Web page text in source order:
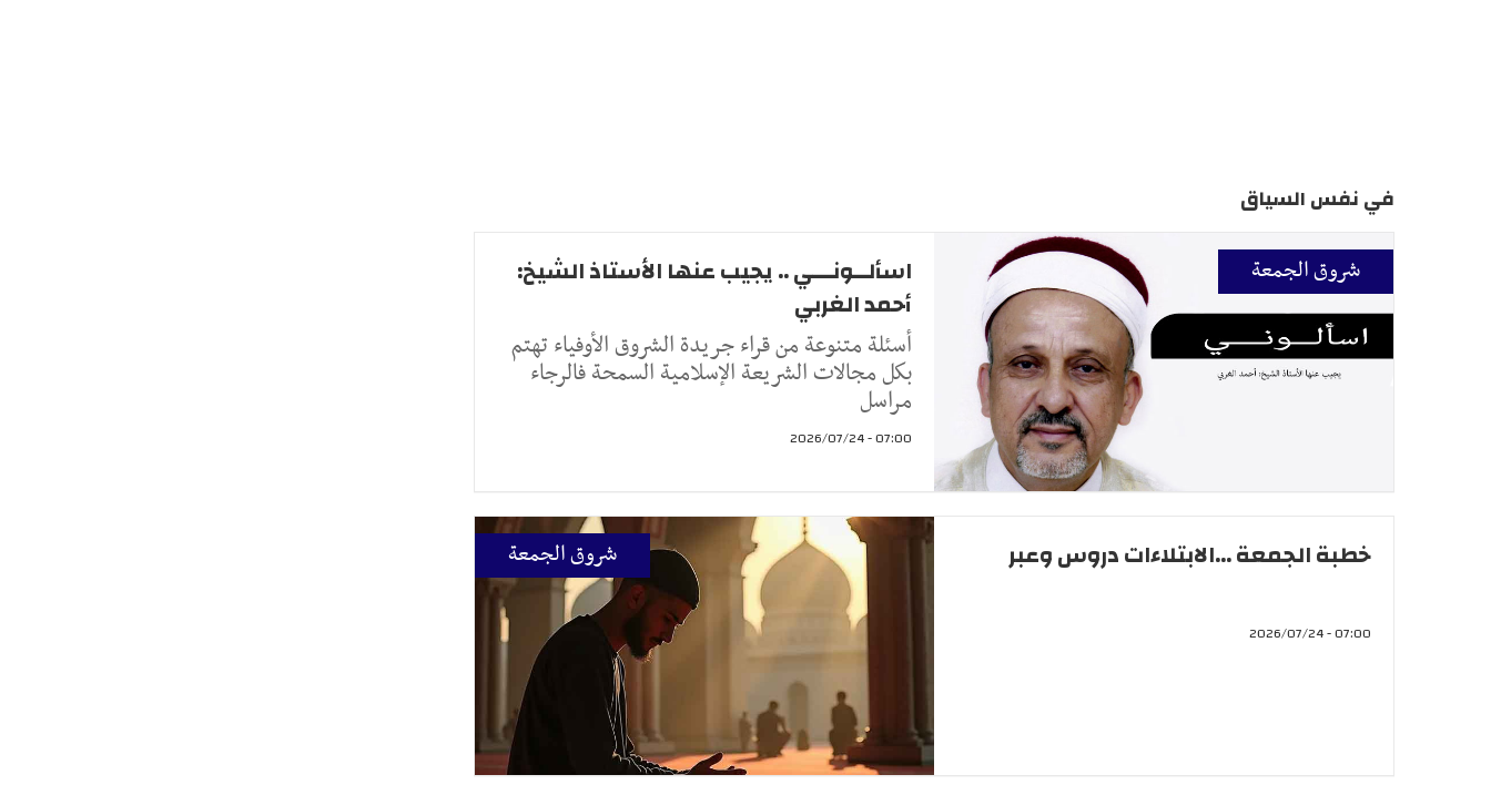
في نفس السياق
شروق الجمعة
اسألــونـــي .. يجيب عنها الأستاذ الشيخ:
أحمد الغربي
أسئلة متنوعة من قراء جريدة الشروق الأوفياء تهتم
بكل مجالات الشريعة الإسلامية السمحة فالرجاء
مراسل
07:00 - 2026/07/24
شروق الجمعة خطبة الجمعة ...الابتلاءات دروس وعبر
07:00 - 2026/07/24